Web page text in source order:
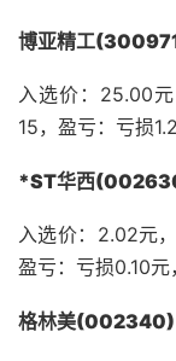
博亚精工
入选价：25.00
15，盈亏：亏损
*ST华西
入选价：2.02元
盈亏：亏损0.10元
格林美(002340)